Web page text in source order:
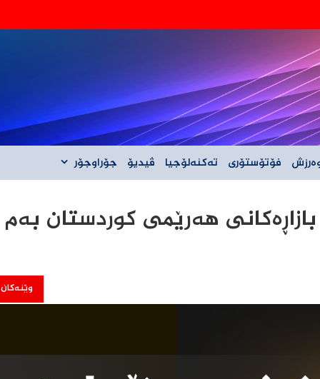
له‌گه‌ڵ ئێران نیه‌
فۆتۆستۆری تەکنەلۆجیا ڤیدیۆ جۆراوجۆر
هەرێمی کوردستان بەم
وێنەکان